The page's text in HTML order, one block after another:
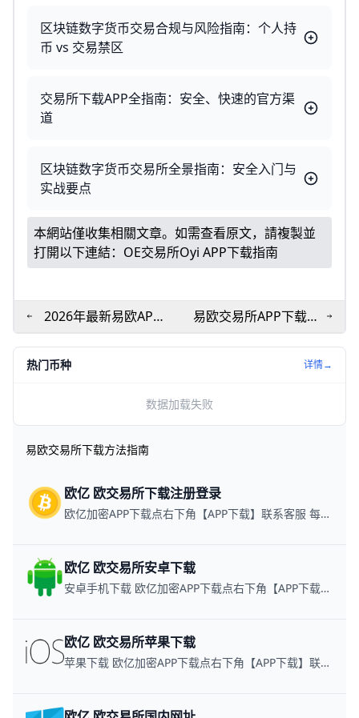
区块链数字货币交易合规与风险指南：个人持
币 vs 交易禁区
交易所下载APP全指南：安全、快速的官方渠
道
区块链数字货币交易所全景指南：安全入门与
实战要点
本網站僅收集相關文章。如需查看原文，請複製並
打開以下連結： OE交易所Oyi APP下载指南
2026年最新易欧APP
下载与使用指南—简单
高效上手攻略
易欧交易所APP下载全
指南：安卓与iOS最新
热门币种 详情→
数据加载失败
易欧交易所下载方法指南
欧亿 欧交易所下载注册登录
欧亿加密APP下载点右下角【APP下载】联系客服 每日更新可用链接
欧亿 欧交易所安卓下载
安卓手机下载 欧亿加密APP下载点右下角【APP下载】联系客服 每日更新可用链接
欧亿 欧交易所苹果下载
苹果下载 欧亿加密APP下载点右下角【APP下载】联系客服 每日更新可用链接